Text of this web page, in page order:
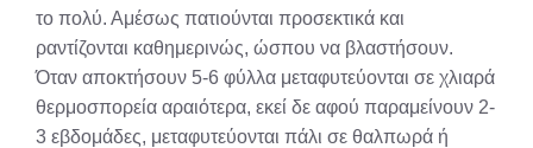
το πολύ. Αμέσως πατιούνται προσεκτικά και
ραντίζονται καθημερινώς, ώσπου να βλαστήσουν.
Όταν αποκτήσουν 5-6 φύλλα μεταφυτεύονται σε χλιαρά
θερμοσπορεία αραιότερα, εκεί δε αφού παραμείνουν 2-
3 εβδομάδες, μεταφυτεύονται πάλι σε θαλπωρά ή